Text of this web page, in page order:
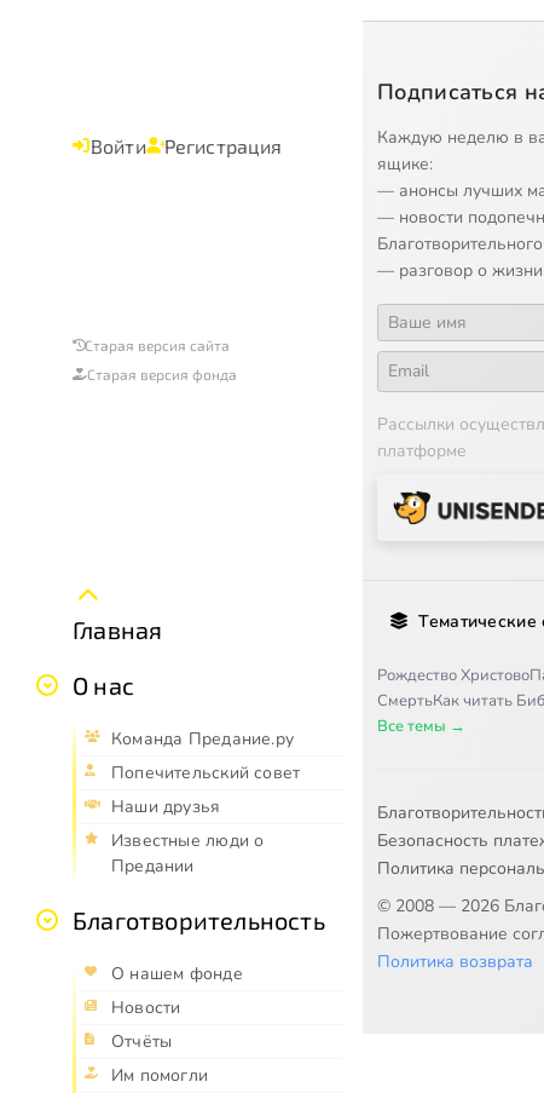
Войти Регистрация
Старая версия сайта
Старая версия фонда
Главная
О нас
Команда Предание.ру
Попечительский совет
Наши друзья
Известные люди о
Предании
Благотворительность
О нашем фонде
Новости
Отчёты
Им помогли
Подписаться
Каждую неделю в
ящике:
— анонсы лучших
— новости
— разговор о
Рассылки
платформе
Рождество Христово
СмертьКак читать
Все темы →
Безопасность
Политика
© 2008 — 2026
Пожертвование
Политика возврата